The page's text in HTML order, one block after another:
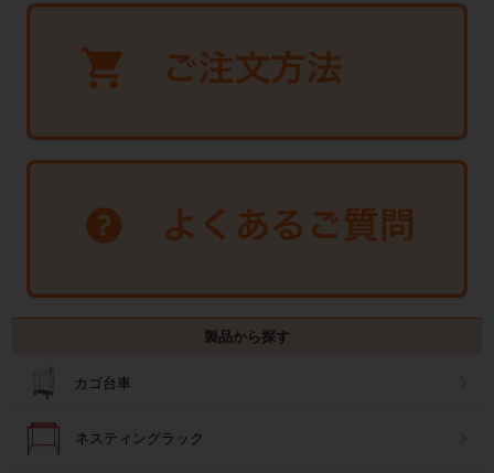
製品から探す
カゴ台車
ネスティングラック